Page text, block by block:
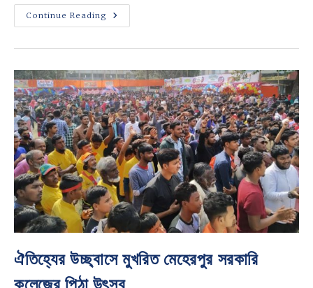
Continue Reading মেহেরপুর
সরকারি
শেখ
উদ্বোধন
ঐতিহ্যের উচ্ছ্বাসে মুখরিত মেহেরপুর সরকারি